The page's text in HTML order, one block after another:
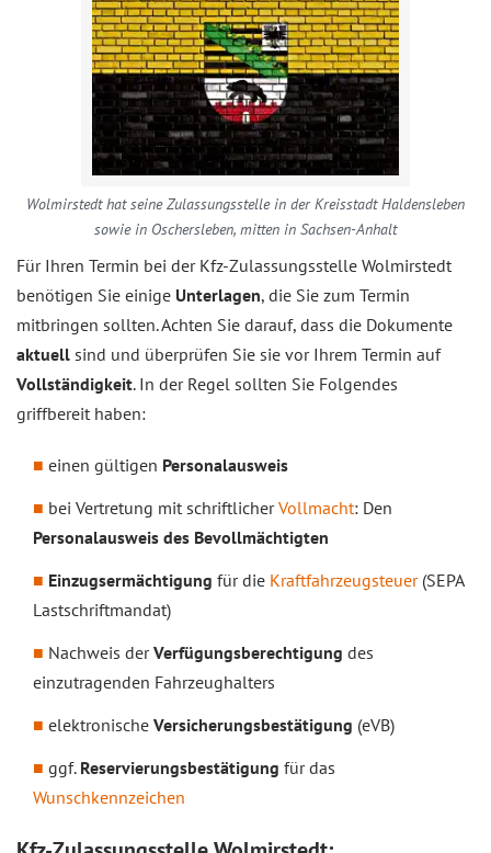
Wolmirstedt hat seine Zulassungsstelle in der Kreisstadt Haldensleben
sowie in Oschersleben, mitten in Sachsen-Anhalt
Für Ihren Termin bei der Kfz-Zulassungsstelle Wolmirstedt
benötigen Sie einige Unterlagen, die Sie zum Termin
mitbringen sollten. Achten Sie darauf, dass die Dokumente
aktuell sind und überprüfen Sie sie vor Ihrem Termin auf
Vollständigkeit. In der Regel sollten Sie Folgendes
griffbereit haben:
einen gültigen Personalausweis
bei Vertretung mit schriftlicherVollmacht: Den
Personalausweis des Bevollmächtigten
Einzugsermächtigung für die Kraftfahrzeugsteuer(SEPA
Lastschriftmandat)
Nachweis derVerfügungsberechtigung des
einzutragenden Fahrzeughalters
elektronische Versicherungsbestätigung (eVB)
ggf. Reservierungsbestätigung für das
Wunschkennzeichen